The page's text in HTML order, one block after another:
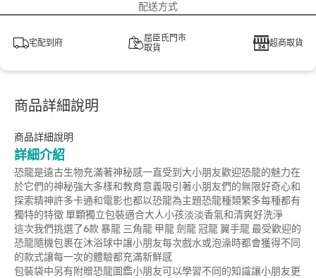
配送方式
宅配到府
屈臣氏門市
取貨
超商取貨
商品詳細說明
商品詳細說明
詳細介紹
恐龍是遠古生物充滿著神秘感一直受到大小朋友歡迎恐龍的魅力在
於它們的神秘強大多樣和教育意義吸引著小朋友們的無限好奇心和
探索精神許多卡通和電影也都以恐龍為主題恐龍種類繁多每種都有
獨特的特徵 單顆獨立包裝適合大人小孩淡淡香氣和清爽好洗淨
這次我們挑選了6款 暴龍 三角龍 甲龍 劍龍 冠龍 翼手龍 最受歡迎的
恐龍隨機包裹在沐浴球中讓小朋友每次戲水或泡澡時都會獲得不同
的款式讓每一次的體驗都充滿新鮮感
包裝袋中另有附贈恐龍圖鑑小朋友可以學習不同的知識讓小朋友更